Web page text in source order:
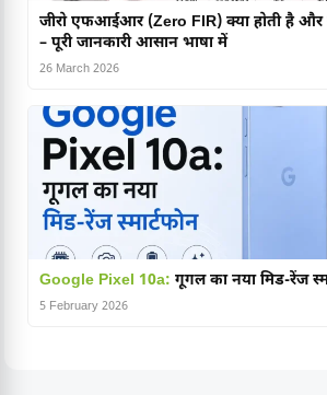
जीरो एफआईआर (Zero FIR) क्या होती है और
– पूरी जानकारी आसान भाषा में
26 March 2026
Google Pixel 10a: गूगल का नया मिड-रेंज
5 February 2026